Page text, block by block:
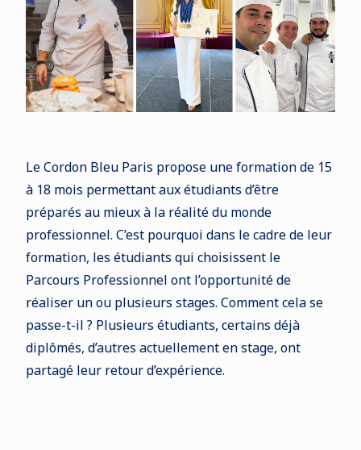
Le Cordon Bleu Paris propose une formation de 15
à 18 mois permettant aux étudiants d’être
préparés au mieux à la réalité du monde
professionnel. C’est pourquoi dans le cadre de leur
formation, les étudiants qui choisissent le
Parcours Professionnel ont l’opportunité de
réaliser un ou plusieurs stages. Comment cela se
passe-t-il ? Plusieurs étudiants, certains déjà
diplômés, d’autres actuellement en stage, ont
partagé leur retour d’expérience.